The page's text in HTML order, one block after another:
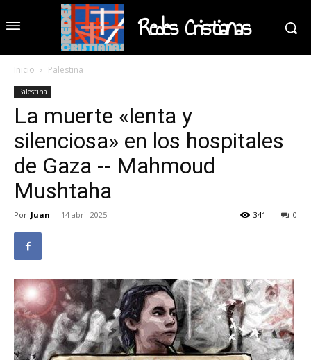
Redes Cristianas
Inicio Palestina
Palestina
La muerte «lenta y
silenciosa» en los hospitales
de Gaza -- Mahmoud
Mushtaha
Por Juan - 14 abril 2025 0
341